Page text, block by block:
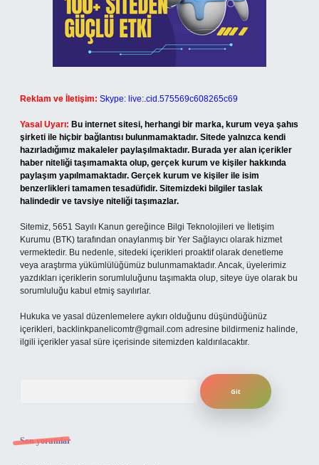
Reklam ve İletişim: Skype: live:.cid.575569c608265c69
Yasal Uyarı: Bu internet sitesi, herhangi bir marka, kurum veya şahıs
şirketi ile hiçbir bağlantısı bulunmamaktadır. Sitede yalnızca kendi
hazırladığımız makaleler paylaşılmaktadır. Burada yer alan içerikler
haber niteliği taşımamakta olup, gerçek kurum ve kişiler hakkında
paylaşım yapılmamaktadır. Gerçek kurum ve kişiler ile isim
benzerlikleri tamamen tesadüfidir. Sitemizdeki bilgiler taslak
halindedir ve tavsiye niteliği taşımazlar.
Sitemiz, 5651 Sayılı Kanun gereğince Bilgi Teknolojileri ve İletişim
Kurumu (BTK) tarafından onaylanmış bir Yer Sağlayıcı olarak hizmet
vermektedir. Bu nedenle, sitedeki içerikleri proaktif olarak denetleme
veya araştırma yükümlülüğümüz bulunmamaktadır. Ancak, üyelerimiz
yazdıkları içeriklerin sorumluluğunu taşımakta olup, siteye üye olarak bu
sorumluluğu kabul etmiş sayılırlar.
Hukuka ve yasal düzenlemelere aykırı olduğunu düşündüğünüz
içerikleri, backlinkpanelicomtr@gmail.com adresine bildirmeniz halinde,
ilgili içerikler yasal süre içerisinde sitemizden kaldırılacaktır.
Son yorumlar